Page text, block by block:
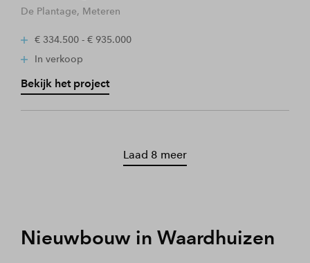
De Plantage, Meteren
€ 334.500 - € 935.000
In verkoop
Bekijk het project
Laad 8 meer
Nieuwbouw in Waardhuizen